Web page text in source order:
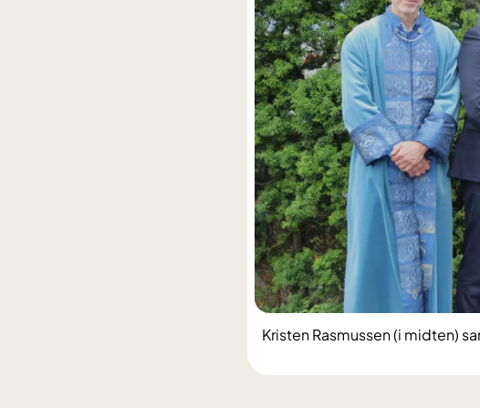
Kristen Rasmussen (i midten)